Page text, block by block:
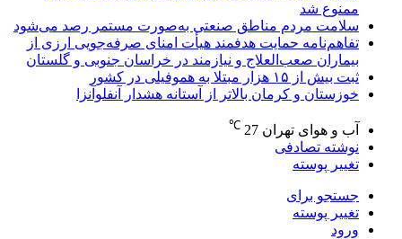
ممنوع شد
سلامت مردم مناطق صنعتی به‌صورت مستمر رصد می‌شود
تفاهم‌نامه حمایت هدفمند هیأت امنای صرفه‌جویی ارزی از
بیماران صعب‌العلاج و نیازمند در خراسان جنوبی و گلستان
ثبت بیش از ۱۵ هزار مبتلا به هموفیلی در کشور
خوزستان و کرمان بالاتر از آستانه هشدار آنفلوآنزا
آب و هوای تهران 27
℃
نوشته تصادفی
تغییر پوسته
جستجو برای
تغییر پوسته
ورود